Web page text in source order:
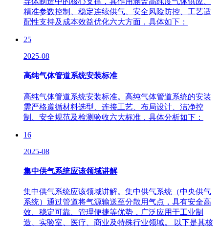
精准参数控制、稳定连续供气、安全风险防控、工艺适
配性支持及成本效益优化六大方面，具体如下：
25
2025-08
高纯气体管道系统安装标准
高纯气体管道系统安装标准。高纯气体管道系统的安装
需严格遵循材料选型、连接工艺、布局设计、洁净控
制、安全规范及检测验收六大标准，具体分析如下：
16
2025-08
集中供气系统应该领域讲解
集中供气系统应该领域讲解。集中供气系统（中央供气
系统）通过管道将气源输送至分散用气点，具有安全高
效、稳定可靠、管理便捷等优势，广泛应用于工业制
造、实验室、医疗、商业及特殊行业领域。 以下是其核